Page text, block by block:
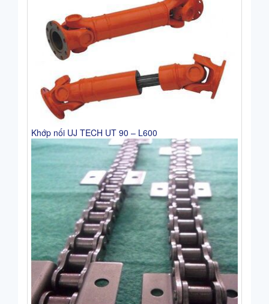
Khớp nối UJ TECH UT 90 – L600